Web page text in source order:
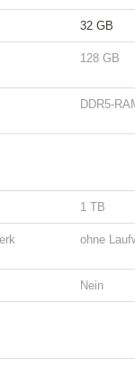
32 GB
128 GB
DDR5-
1 TB
ohne
Nein